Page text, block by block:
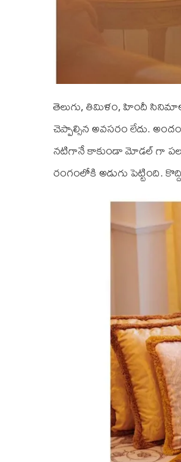
తెలుగు, తిమిళం, హిందీ
చెప్పాల్సిన అవసరం లేదు.
నటిగానే కాకుండా మోడల్ గా పలు
రంగంలోకి అడుగు